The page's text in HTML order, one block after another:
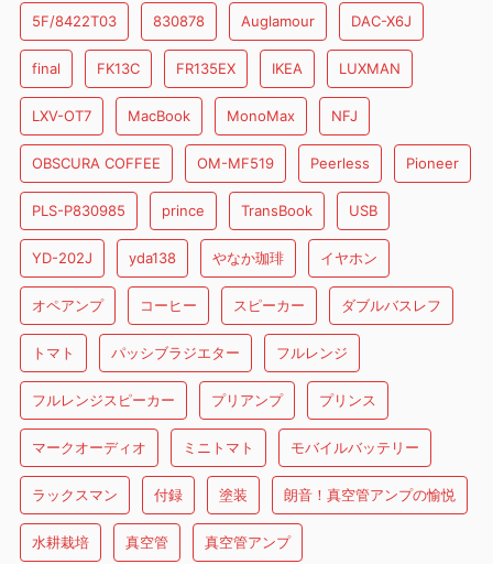
5F/8422T03 830878 Auglamour DAC-X6J
final FK13C FR135EX IKEA LUXMAN
LXV-OT7 MacBook MonoMax NFJ
OBSCURA COFFEE OM-MF519 Peerless Pioneer
PLS-P830985 prince TransBook USB
YD-202J yda138 やなか珈琲 イヤホン
オペアンプ コーヒー スピーカー ダブルバスレフ
トマト パッシブラジエター フルレンジ
フルレンジスピーカー プリアンプ プリンス
マークオーディオ ミニトマト モバイルバッテリー
ラックスマン 付録 塗装 朗音！真空管アンプの愉悦
水耕栽培 真空管 真空管アンプ